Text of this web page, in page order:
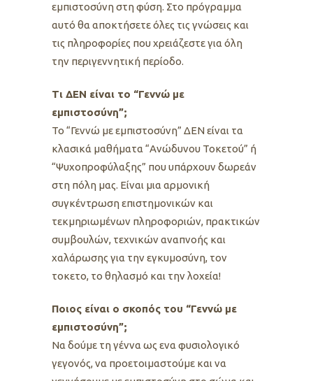
εμπιστοσύνη στη φύση. Στο πρόγραμμα
αυτό θα αποκτήσετε όλες τις γνώσεις και
τις πληροφορίες που χρειάζεστε για όλη
την περιγεννητική περίοδο.
Τι ΔΕΝ είναι το “Γεννώ με
εμπιστοσύνη”;
Το “Γεννώ με εμπιστοσύνη” ΔΕΝ είναι τα
κλασικά μαθήματα “Ανώδυνου Τοκετού” ή
“Ψυχοπροφύλαξης” που υπάρχουν δωρεάν
στη πόλη μας. Είναι μια αρμονική
συγκέντρωση επιστημονικών και
τεκμηριωμένων πληροφοριών, πρακτικών
συμβουλών, τεχνικών αναπνοής και
χαλάρωσης για την εγκυμοσύνη, τον
τοκετο, το θηλασμό και την λοχεία!
Ποιος είναι ο σκοπός του “Γεννώ με
εμπιστοσύνη”;
Να δούμε τη γέννα ως ενα φυσιολογικό
γεγονός, να προετοιμαστούμε και να